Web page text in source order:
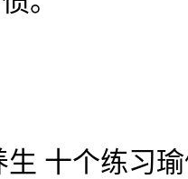
十个练习